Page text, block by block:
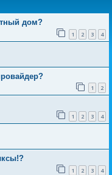
дом?
1 2 3 4
1 2
1 2 3 4
1 2 3 4